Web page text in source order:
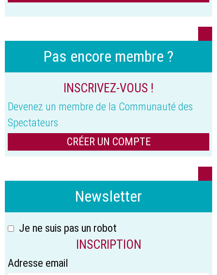
Pas encore membre ?
INSCRIVEZ-VOUS !
Devenez un membre de la Communauté des
Spectateurs
CRÉER UN COMPTE
Newsletter
Je ne suis pas un robot
INSCRIPTION
Adresse email